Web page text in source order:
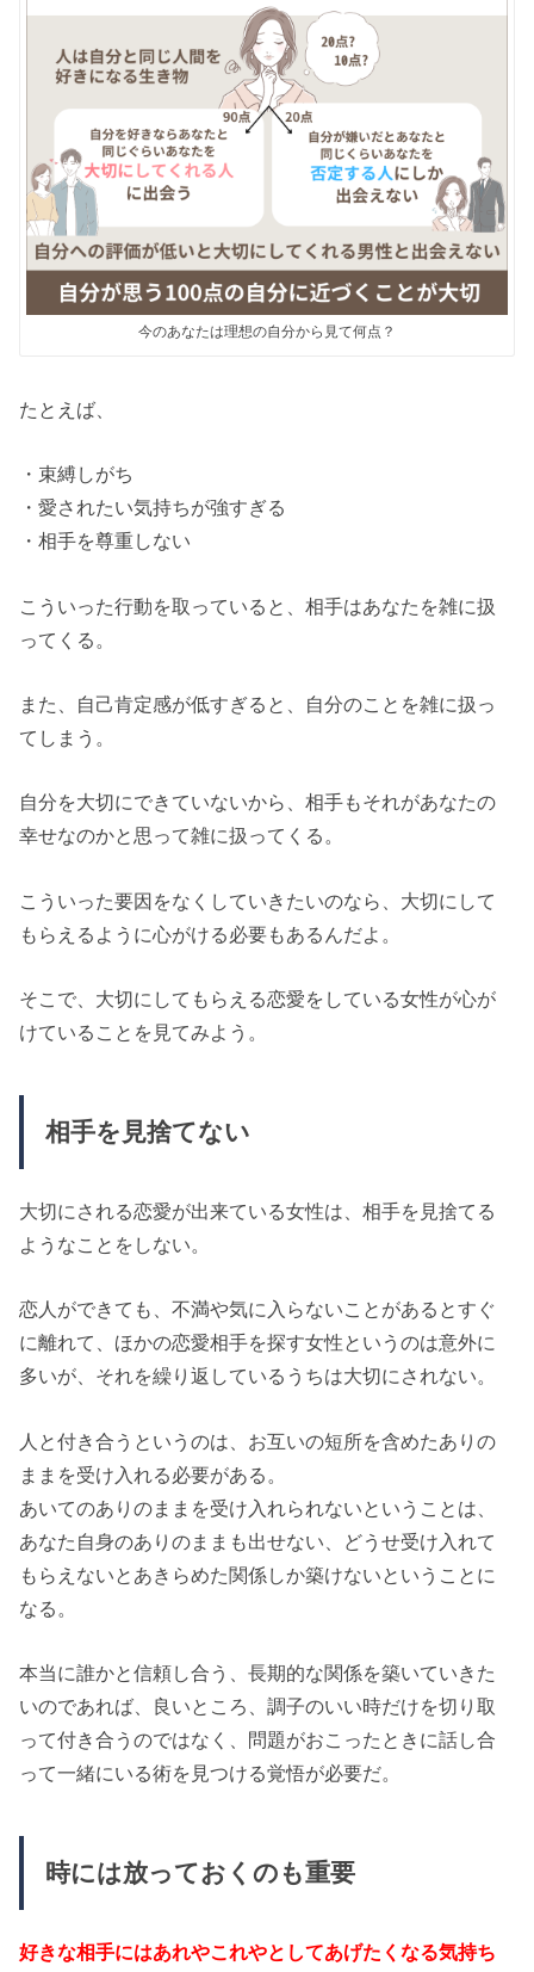
今のあなたは理想の自分から見て何点？
たとえば、
・束縛しがち
・愛されたい気持ちが強すぎる
・相手を尊重しない
こういった行動を取っていると、相手はあなたを雑に扱
ってくる。
また、自己肯定感が低すぎると、自分のことを雑に扱っ
てしまう。
自分を大切にできていないから、相手もそれがあなたの
幸せなのかと思って雑に扱ってくる。
こういった要因をなくしていきたいのなら、大切にして
もらえるように心がける必要もあるんだよ。
そこで、大切にしてもらえる恋愛をしている女性が心が
けていることを見てみよう。
相手を見捨てない
大切にされる恋愛が出来ている女性は、相手を見捨てる
ようなことをしない。
恋人ができても、不満や気に入らないことがあるとすぐ
に離れて、ほかの恋愛相手を探す女性というのは意外に
多いが、それを繰り返しているうちは大切にされない。
人と付き合うというのは、お互いの短所を含めたありの
ままを受け入れる必要がある。
あいてのありのままを受け入れられないということは、
あなた自身のありのままも出せない、どうせ受け入れて
もらえないとあきらめた関係しか築けないということに
なる。
本当に誰かと信頼し合う、長期的な関係を築いていきた
いのであれば、良いところ、調子のいい時だけを切り取
って付き合うのではなく、問題がおこったときに話し合
って一緒にいる術を見つける覚悟が必要だ。
時には放っておくのも重要
好きな相手にはあれやこれやとしてあげたくなる気持ち